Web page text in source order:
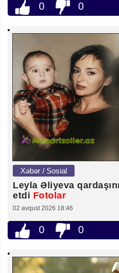
0 0
Xəbər / Sosial
Leyla Əliyeva
etdi Fotolar
02 avqust 2026 18:46
0 0